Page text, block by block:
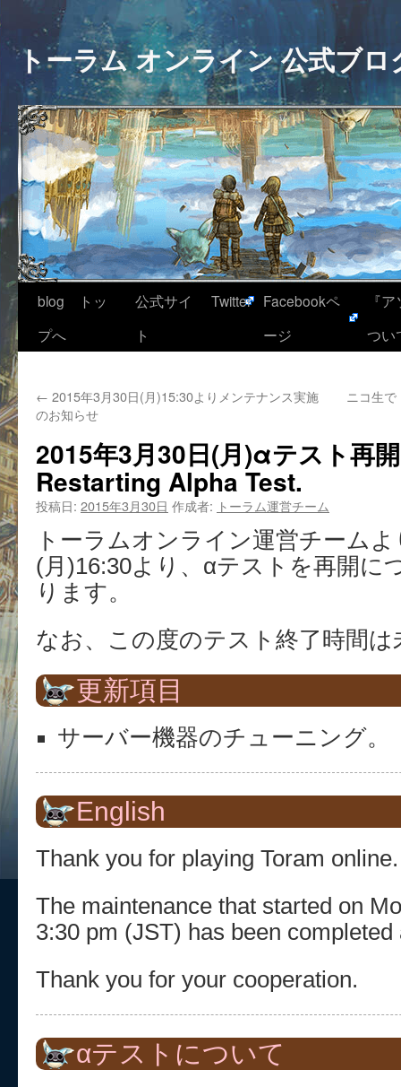
トーラム オンライン 公式ブロ
blog トッ
プへ
公式サイ
ト
Twitter
Facebookペ
ージ
『
つい
← 2015年3月30日(月)15:30よりメンテナンス実施
のお知らせ
ニコ生
2015年3月30日(月)αテスト再
Restarting Alpha Test.
投稿日: 2015年3月30日 作成者: トーラム運営チーム
トーラムオンライン運営チーム
(月)16:30より、αテストを再開に
ります。
なお、この度のテスト終了時間
更新項目
サーバー機器のチューニング。
English
Thank you for playing Toram online.
The maintenance that started on
3:30 pm (JST) has been
Thank you for your cooperation.
αテストについて